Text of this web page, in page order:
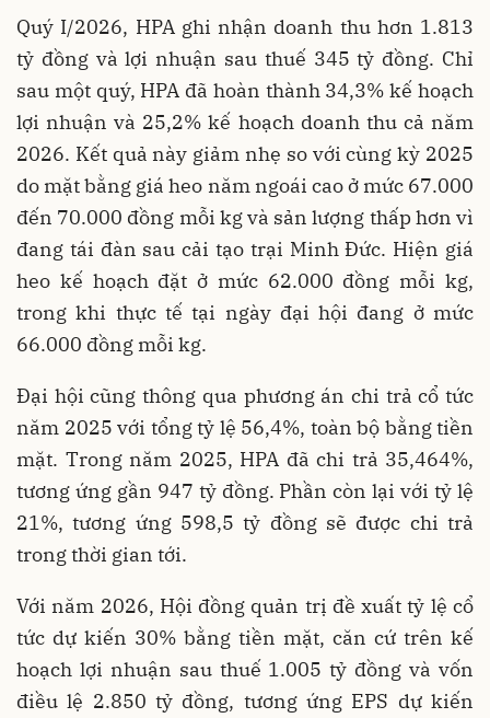
Quý I/2026, HPA ghi nhận doanh thu hơn 1.813
tỷ đồng và lợi nhuận sau thuế 345 tỷ đồng. Chỉ
sau một quý, HPA đã hoàn thành 34,3% kế hoạch
lợi nhuận và 25,2% kế hoạch doanh thu cả năm
2026. Kết quả này giảm nhẹ so với cùng kỳ 2025
do mặt bằng giá heo năm ngoái cao ở mức 67.000
đến 70.000 đồng mỗi kg và sản lượng thấp hơn vì
đang tái đàn sau cải tạo trại Minh Đức. Hiện giá
heo kế hoạch đặt ở mức 62.000 đồng mỗi kg,
trong khi thực tế tại ngày đại hội đang ở mức
66.000 đồng mỗi kg.
Đại hội cũng thông qua phương án chi trả cổ tức
năm 2025 với tổng tỷ lệ 56,4%, toàn bộ bằng tiền
mặt. Trong năm 2025, HPA đã chi trả 35,464%,
tương ứng gần 947 tỷ đồng. Phần còn lại với tỷ lệ
21%, tương ứng 598,5 tỷ đồng sẽ được chi trả
trong thời gian tới.
Với năm 2026, Hội đồng quản trị đề xuất tỷ lệ cổ
tức dự kiến 30% bằng tiền mặt, căn cứ trên kế
hoạch lợi nhuận sau thuế 1.005 tỷ đồng và vốn
điều lệ 2.850 tỷ đồng, tương ứng EPS dự kiến